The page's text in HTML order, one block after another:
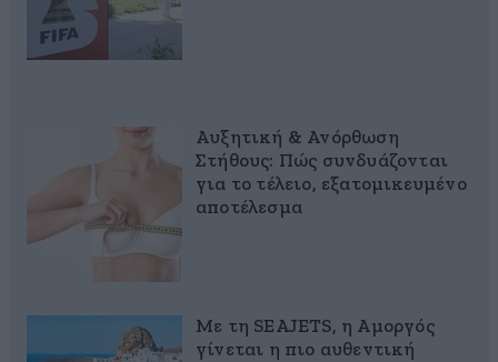
Αυξητική & Ανόρθωση
Στήθους: Πώς συνδυάζονται
για το τέλειο, εξατομικευμένο
αποτέλεσμα
Με τη SEAJETS, η Αμοργός
γίνεται η πιο αυθεντική